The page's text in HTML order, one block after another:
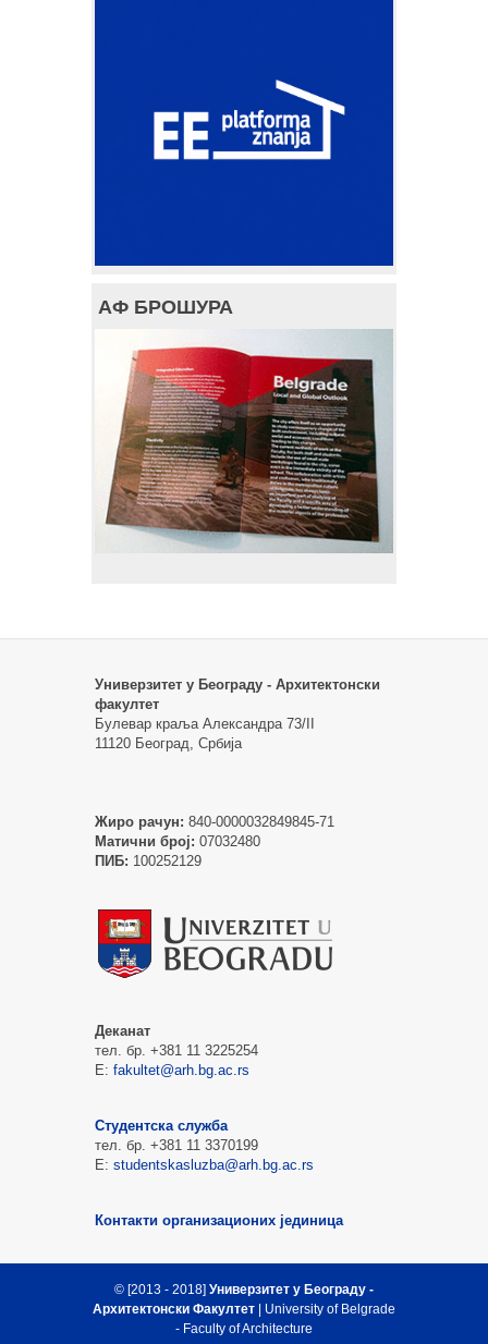
АФ БРОШУРА
Универзитет у Београду - Архитектонски
факултет
Булевар краља Александра 73/II
11120 Београд, Србија
Жиро рачун: 840-0000032849845-71
Матични број: 07032480
ПИБ: 100252129
Деканат
тел. бр. +381 11 3225254
Е: fakultet@arh.bg.ac.rs
Студентска служба
тел. бр. +381 11 3370199
Е: studentskasluzba@arh.bg.ac.rs
Контакти организационих јединица
© [2013 - 2018] Универзитет у Београду -
Архитектонски Факултет | University of Belgrade
- Faculty of Architecture